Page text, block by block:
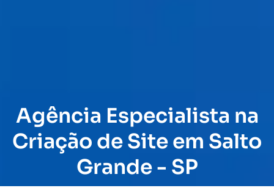
Agência Especialista na
Criação de Site em Salto
Grande - SP